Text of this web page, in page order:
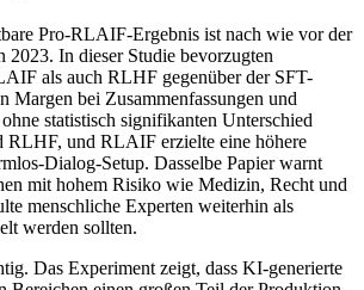
Pro-RLAIF-Ergebnis ist nach wie vor der
2023. In dieser Studie bevorzugten
als auch RLHF gegenüber der SFT-
Margen bei Zusammenfassungen und
statistisch signifikanten Unterschied
und RLAIF erzielte eine höhere
Dialog-Setup. Dasselbe Papier warnt
mit hohem Risiko wie Medizin, Recht und
menschliche Experten weiterhin als
werden sollten.
Das Experiment zeigt, dass KI-generierte